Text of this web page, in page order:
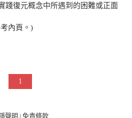
踐復元概念中所遇到的困難或正面
內頁。)
1
聲明 | 免責條款